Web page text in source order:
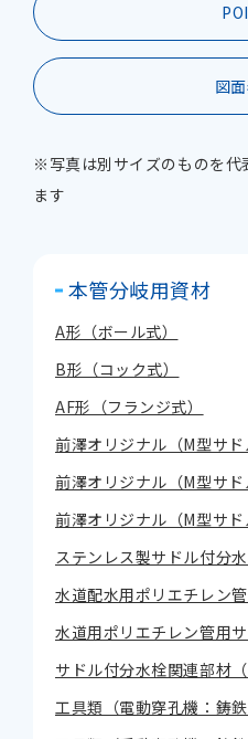
図
※写真は別サイズのものを代
ます
本管分岐用資材
A形（ボール式）
B形（コック式）
AF形（フランジ式）
前澤オリジナル（M型サド
前澤オリジナル（M型サド
前澤オリジナル（M型サ
ステンレス製サドル付分
水道配水用ポリエチレン
水道用ポリエチレン管用
サドル付分水栓関連部材（
工具類（電動穿孔機：鋳鉄